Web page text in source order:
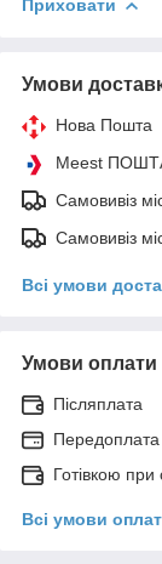
Приховати
Умови
Нова Пошта
Meest
Самовивіз
Самовивіз
Всі умови
Умови оплати
Післяплата
Передоплата
Готівкою при
Всі умови